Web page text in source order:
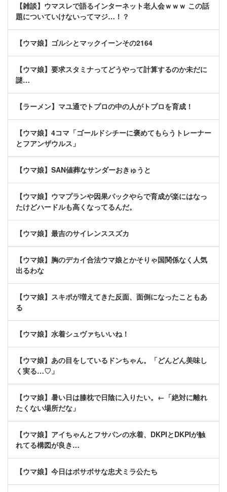
【雑談】ウマスレで語るインターネット老人会ｗｗｗ この話
題についていけないってマジ…！？
【ウマ娘】ゴルシとマックイーンその2164
【ウマ娘】要求スタミナってどうやって計算するのか未だに
謎…
【ラーメン】マユ通でトプロの中の人がトプロを育成！
【ウマ娘】4コマ「ゴールドシチーに褒めてもらうトレーナー
とフアンザウルス」
【ウマ娘】SAN値葬なサンダーおきゅうと
【ウマ娘】ウマプランや因果パックやらで育成が楽にはなっ
たけどハードルも高くなってるんだ。
【ウマ娘】最吉のサイレンススズカ
【ウマ娘】胸のデカイ合法ウマ娘とかそりゃ国関係なく人気
出るわな
【ウマ娘】スキポが増えてきた反面、面倒になったこともあ
る
【ウマ娘】水着シュヴァちいいね！
【ウマ娘】あの目をしているドンちゃん。「どんどん美味し
く実る…♡」
【ウマ娘】暑い日は膝枕で日陰に入りたい。←「絶対に離れ
たくない場所だな」
【ウマ娘】アイちゃんとフサパンの水着、DKPIとDKPIが触
れてる構図が良き…
【ウマ娘】今日はボサボサな忠犬ミラ公たち